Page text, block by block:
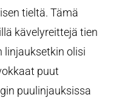
tieltä. Tämä
kävelyreittejä tien
linjauksetkin olisi
puut
puulinjauksissa